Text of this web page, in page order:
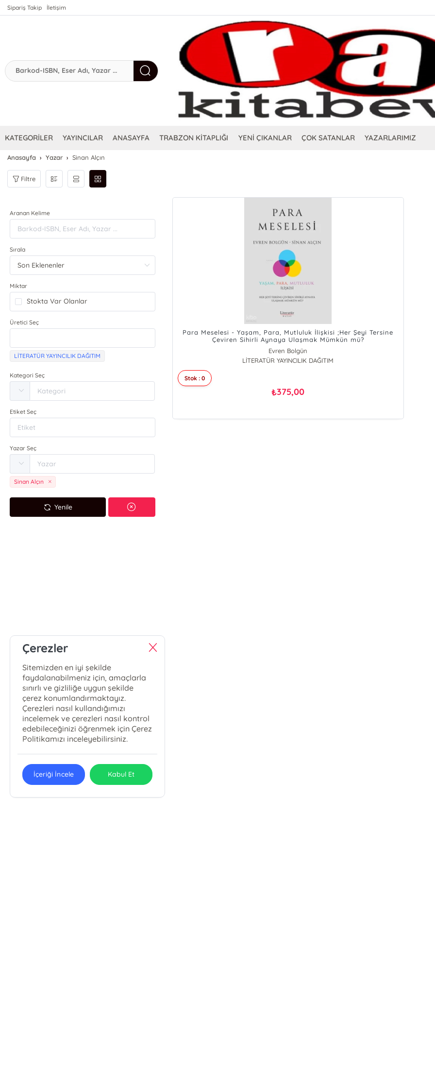
Sipariş Takip İletişim
KATEGORİLER YAYINCILAR ANASAYFA TRABZON KİTAPLIĞI YENİ ÇIKANLAR ÇOK SATANLAR YAZARLARIMIZ
Anasayfa Yazar Sinan Alçın
Filtre
Aranan Kelime
Sırala
Miktar
Stokta Var Olanlar
Üretici Seç
LİTERATÜR YAYINCILIK DAĞITIM
Kategori Seç
Etiket Seç
Yazar Seç
Sinan Alçın
Yenile
Para Meselesi - Yaşam, Para, Mutluluk İlişkisi ;Her Şeyi Tersine
Çeviren Sihirli Aynaya Ulaşmak Mümkün mü?
Evren Bolgün
Sinan Alçın
LİTERATÜR YAYINCILIK DAĞITIM
Stok : 0
₺375,00
Çerezler
Sitemizden en iyi şekilde
faydalanabilmeniz için, amaçlarla
sınırlı ve gizliliğe uygun şekilde
çerez konumlandırmaktayız.
Çerezleri nasıl kullandığımızı
incelemek ve çerezleri nasıl kontrol
edebileceğinizi öğrenmek için Çerez
Politikamızı inceleyebilirsiniz.
İçeriği İncele Kabul Et